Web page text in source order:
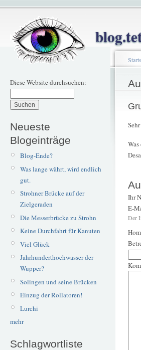
Diese Website durchsuchen:
Neueste
Blogeinträge
Blog-Ende?
Was lange währt, wird endlich
gut.
Strohner Brücke auf der
Zielgeraden
Die Messerbrücke zu Strohn
Keine Durchfahrt für Kanuten
Viel Glück
Jahrhunderthochwasser der
Wupper?
Solingen und seine Brücken
Einzug der Rollatoren!
Lurchi
mehr
Schlagwortliste
Ihr
E-
Der